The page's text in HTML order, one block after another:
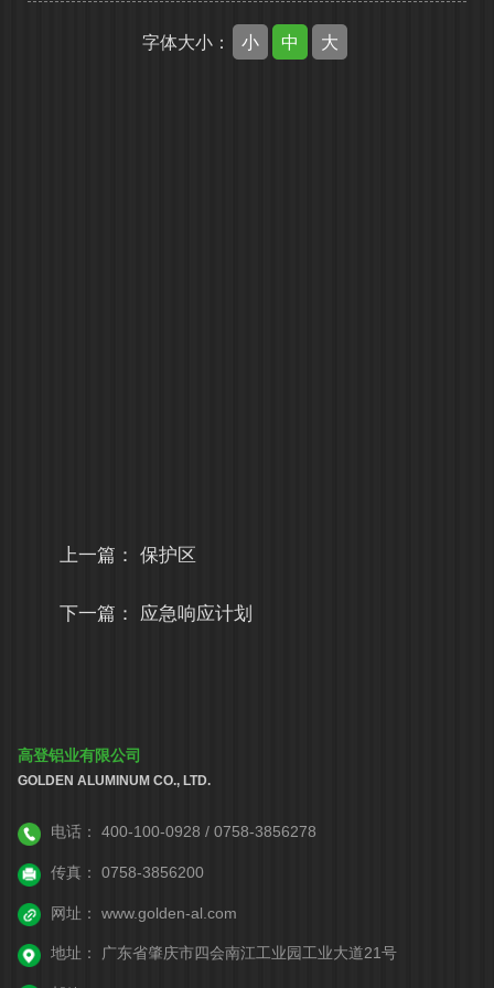
字体大小： 小 中 大
上一篇：保护区
下一篇： 应急响应计划
高登铝业有限公司
GOLDEN ALUMINUM CO., LTD.
电话： 400-100-0928 / 0758-3856278
传真： 0758-3856200
网址： www.golden-al.com
地址： 广东省肇庆市四会南江工业园工业大道21号